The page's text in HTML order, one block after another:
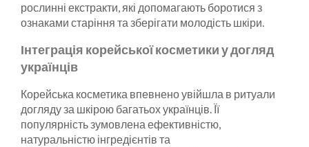
рослинні екстракти, які допомагають боротися з
ознаками старіння та зберігати молодість шкіри.
Інтеграція корейської косметики у догляд
українців
Корейська косметика впевнено увійшла в ритуали
догляду за шкірою багатьох українців. Її
популярність зумовлена ефективністю,
натуральністю інгредієнтів та